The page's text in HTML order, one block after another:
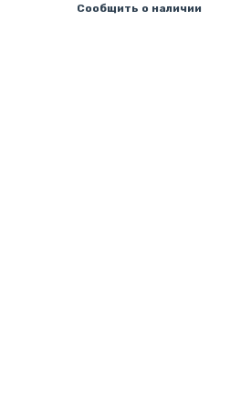
охлаждения в
Сообщить о наличии